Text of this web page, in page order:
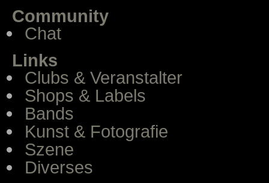
Community
Chat
Links
Clubs & Veranstalter
Shops & Labels
Bands
Kunst & Fotografie
Szene
Diverses